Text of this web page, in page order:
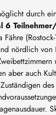
durch
6
nördlich
aber auch